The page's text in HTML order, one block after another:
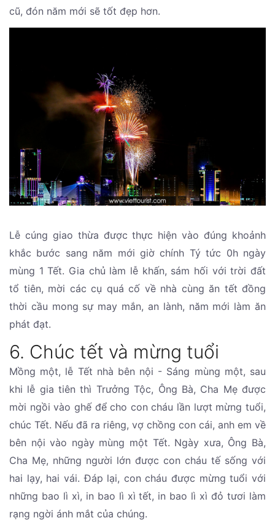
cũ, đón năm mới sẽ tốt đẹp hơn.
Lễ cúng giao thừa được thực hiện vào đúng khoảnh
khắc bước sang năm mới giờ chính Tý tức 0h ngày
mùng 1 Tết. Gia chủ làm lễ khấn, sám hối với trời đất
tổ tiên, mời các cụ quá cố về nhà cùng ăn tết đồng
thời cầu mong sự may mắn, an lành, năm mới làm ăn
phát đạt.
6. Chúc tết và mừng tuổi
Mồng một, lễ Tết nhà bên nội - Sáng mùng một, sau
khi lễ gia tiên thì Trưởng Tộc, Ông Bà, Cha Mẹ được
mời ngồi vào ghế để cho con cháu lần lượt mừng tuổi,
chúc Tết. Nếu đã ra riêng, vợ chồng con cái, anh em về
bên nội vào ngày mùng một Tết. Ngày xưa, Ông Bà,
Cha Mẹ, những người lớn được con cháu tế sống với
hai lạy, hai vái. Đáp lại, con cháu được mừng tuổi với
những bao lì xì, in bao lì xì tết, in bao lì xì đỏ tươi làm
rạng ngời ánh mắt của chúng.